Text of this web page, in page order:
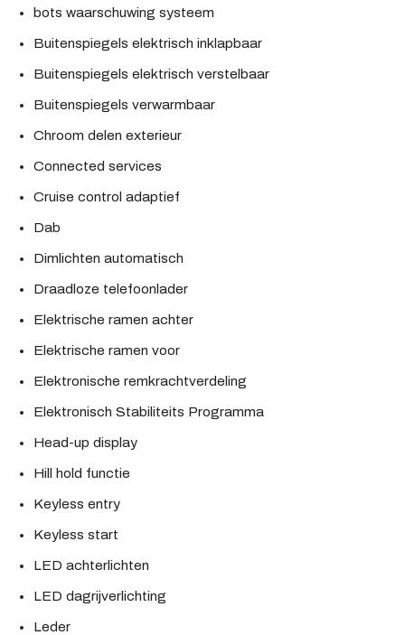
bots waarschuwing systeem
Buitenspiegels elektrisch inklapbaar
Buitenspiegels elektrisch verstelbaar
Buitenspiegels verwarmbaar
Chroom delen exterieur
Connected services
Cruise control adaptief
Dab
Dimlichten automatisch
Draadloze telefoonlader
Elektrische ramen achter
Elektrische ramen voor
Elektronische remkrachtverdeling
Elektronisch Stabiliteits Programma
Head-up display
Hill hold functie
Keyless entry
Keyless start
LED achterlichten
LED dagrijverlichting
Leder